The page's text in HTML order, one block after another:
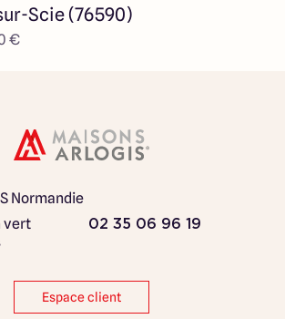
Scie (76590)
€
Normandie
vert
02 35 06 96 19
Espace client